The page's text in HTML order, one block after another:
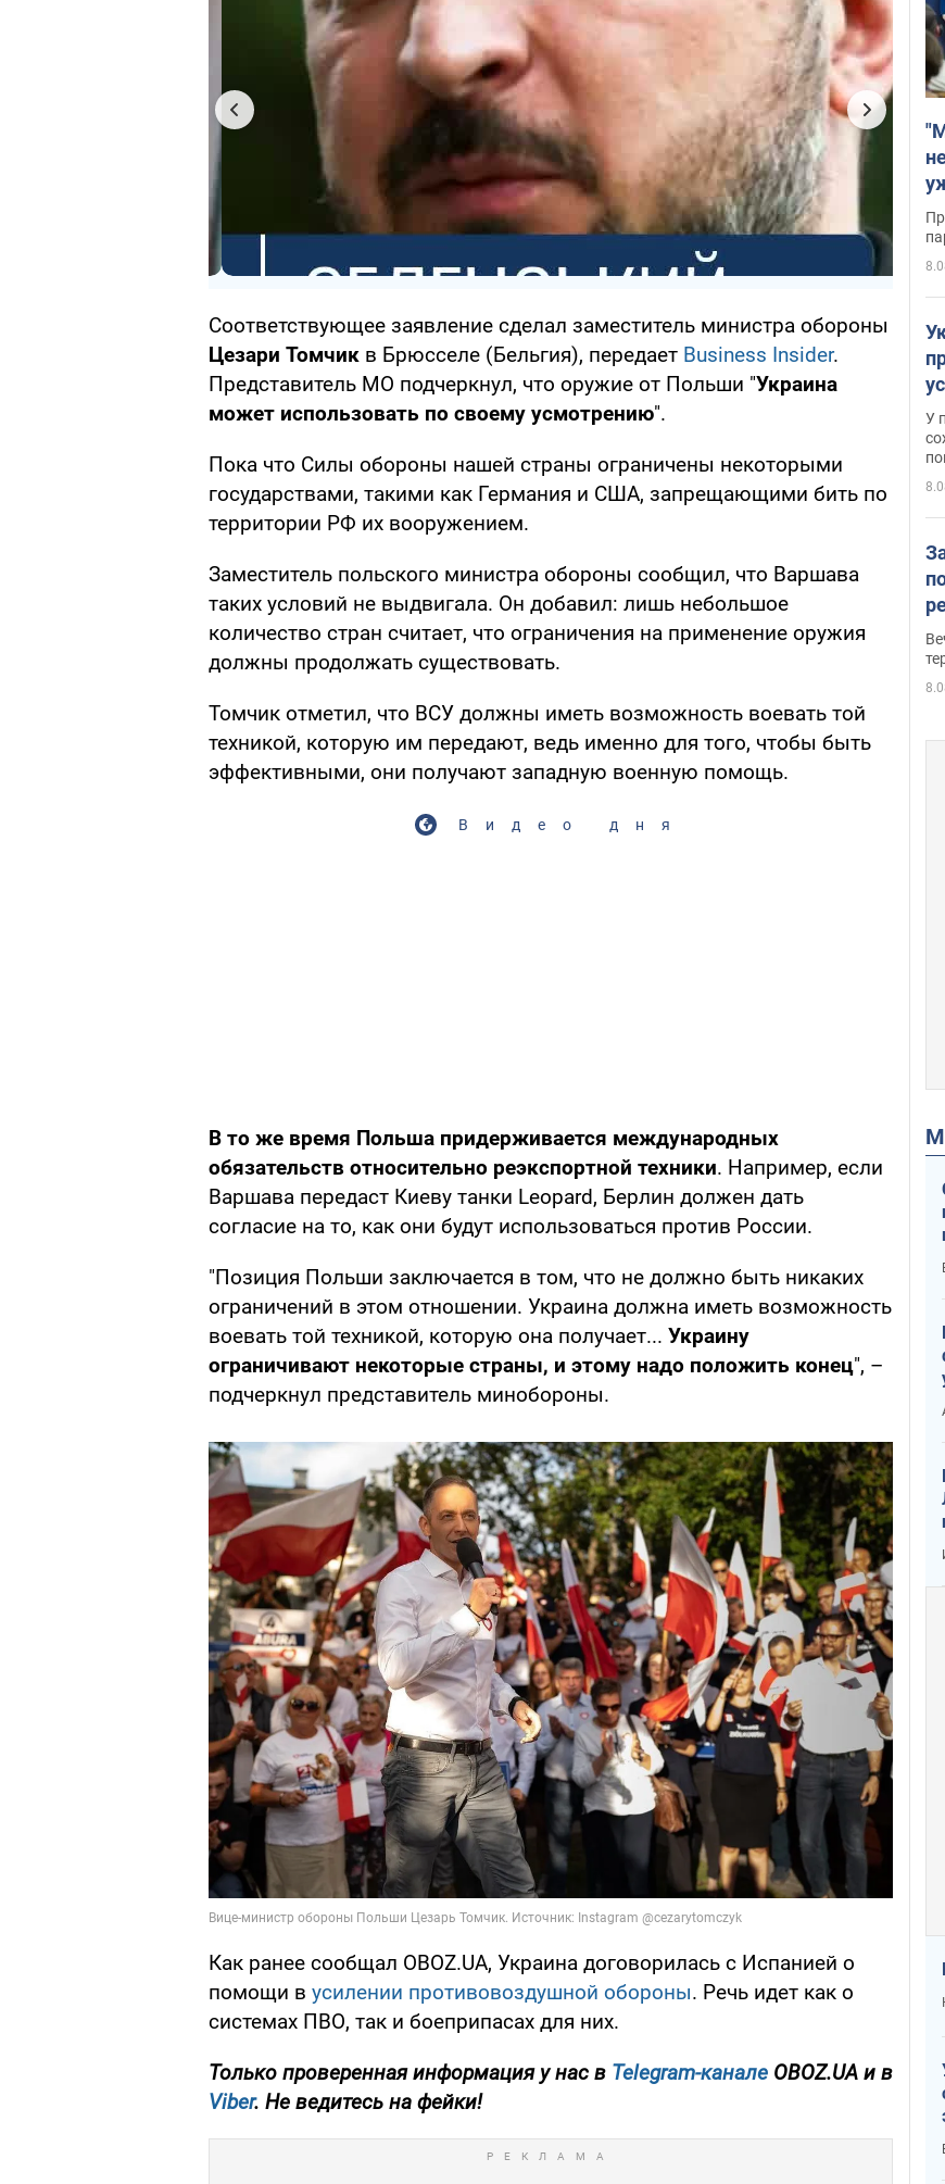
Соответствующее заявление сделал заместитель министра обороны
Цезари Томчик в Брюсселе (Бельгия), передает Business Insider.
Представитель МО подчеркнул, что оружие от Польши "Украина
может использовать по своему усмотрению".
Пока что Силы обороны нашей страны ограничены некоторыми
государствами, такими как Германия и США, запрещающими бить по
территории РФ их вооружением.
Заместитель польского министра обороны сообщил, что Варшава
таких условий не выдвигала. Он добавил: лишь небольшое
количество стран считает, что ограничения на применение оружия
должны продолжать существовать.
Томчик отметил, что ВСУ должны иметь возможность воевать той
техникой, которую им передают, ведь именно для того, чтобы быть
эффективными, они получают западную военную помощь.
Видео дня
В то же время Польша придерживается международных
обязательств относительно реэкспортной техники. Например, если
Варшава передаст Киеву танки Leopard, Берлин должен дать
согласие на то, как они будут использоваться против России.
"Позиция Польши заключается в том, что не должно быть никаких
ограничений в этом отношении. Украина должна иметь возможность
воевать той техникой, которую она получает... Украину
ограничивают некоторые страны, и этому надо положить конец", –
подчеркнул представитель минобороны.
Как ранее сообщал OBOZ.UA, Украина договорилась с Испанией о
помощи в усилении противовоздушной обороны. Речь идет как о
системах ПВО, так и боеприпасах для них.
Только проверенная информация у нас в Telegram-канале OBOZ.UA и в
Viber. Не ведитесь на фейки!
У